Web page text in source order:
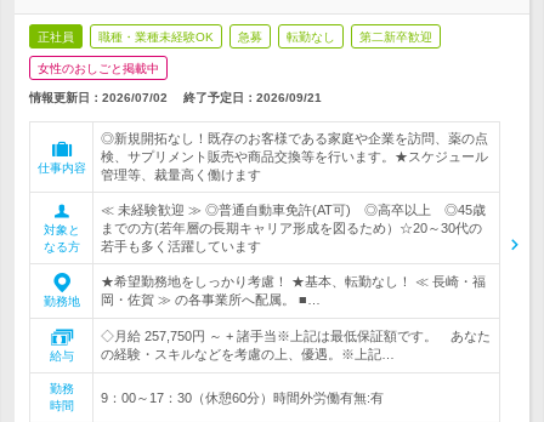
正社員 職種・業種未経験OK 急募 転勤なし 第二新卒歓迎
女性のおしごと掲載中
情報更新日：2026/07/02 終了予定日： 2026/09/21
仕事内容
◎新規開拓なし！既存のお客様である家庭や企業を訪問、薬の点
検、サプリメント販売や商品交換等を行います。★スケジュール
管理等、裁量高く働けます
対象と
なる方
≪ 未経験歓迎 ≫ ◎普通自動車免許(AT可) ◎高卒以上 ◎45歳
までの方(若年層の長期キャリア形成を図るため）☆20～30代の
若手も多く活躍しています
勤務地
★希望勤務地をしっかり考慮！ ★基本、転勤なし！ ≪ 長崎・福
岡・佐賀 ≫ の各事業所へ配属。 ■…
給与
◇月給 257,750円 ～ + 諸手当※上記は最低保証額です。 あなた
の経験・スキルなどを考慮の上、優遇。※上記…
勤務
時間
9：00～17：30（休憩60分）時間外労働有無:有